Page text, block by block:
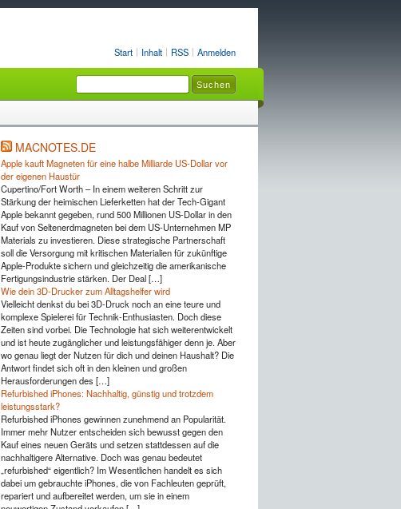
Start Inhalt RSS Anmelden
MACNOTES.DE
Apple kauft Magneten für eine halbe Milliarde US-Dollar vor
der eigenen Haustür
Cupertino/Fort Worth – In einem weiteren Schritt zur
Stärkung der heimischen Lieferketten hat der Tech-Gigant
Apple bekannt gegeben, rund 500 Millionen US-Dollar in den
Kauf von Seltenerdmagneten bei dem US-Unternehmen MP
Materials zu investieren. Diese strategische Partnerschaft
soll die Versorgung mit kritischen Materialien für zukünftige
Apple-Produkte sichern und gleichzeitig die amerikanische
Fertigungsindustrie stärken. Der Deal […]
Wie dein 3D-Drucker zum Alltagshelfer wird
Vielleicht denkst du bei 3D-Druck noch an eine teure und
komplexe Spielerei für Technik-Enthusiasten. Doch diese
Zeiten sind vorbei. Die Technologie hat sich weiterentwickelt
und ist heute zugänglicher und leistungsfähiger denn je. Aber
wo genau liegt der Nutzen für dich und deinen Haushalt? Die
Antwort findet sich oft in den kleinen und großen
Herausforderungen des […]
Refurbished iPhones: Nachhaltig, günstig und trotzdem
leistungsstark?
Refurbished iPhones gewinnen zunehmend an Popularität.
Immer mehr Nutzer entscheiden sich bewusst gegen den
Kauf eines neuen Geräts und setzen stattdessen auf die
nachhaltigere Alternative. Doch was genau bedeutet
„refurbished“ eigentlich? Im Wesentlichen handelt es sich
dabei um gebrauchte iPhones, die von Fachleuten geprüft,
repariert und aufbereitet werden, um sie in einem